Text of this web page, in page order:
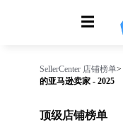
☰
SellerCenter 店铺榜单>
的亚马逊卖家 - 2025
顶级店铺榜单